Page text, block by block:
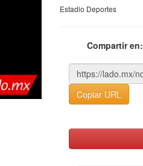
Estadio Deportes
Compartir en:
Copiar URL